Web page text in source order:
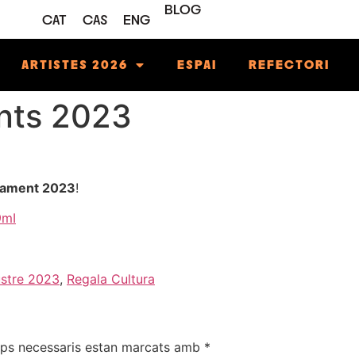
CAT CAS ENG
BLOG
ARTISTES 2026 ESPAI REFECTORI
2023
2023!
2023, Regala Cultura
necessaris estan marcats amb *